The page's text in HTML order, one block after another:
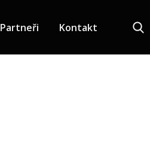
Partneři Kontakt